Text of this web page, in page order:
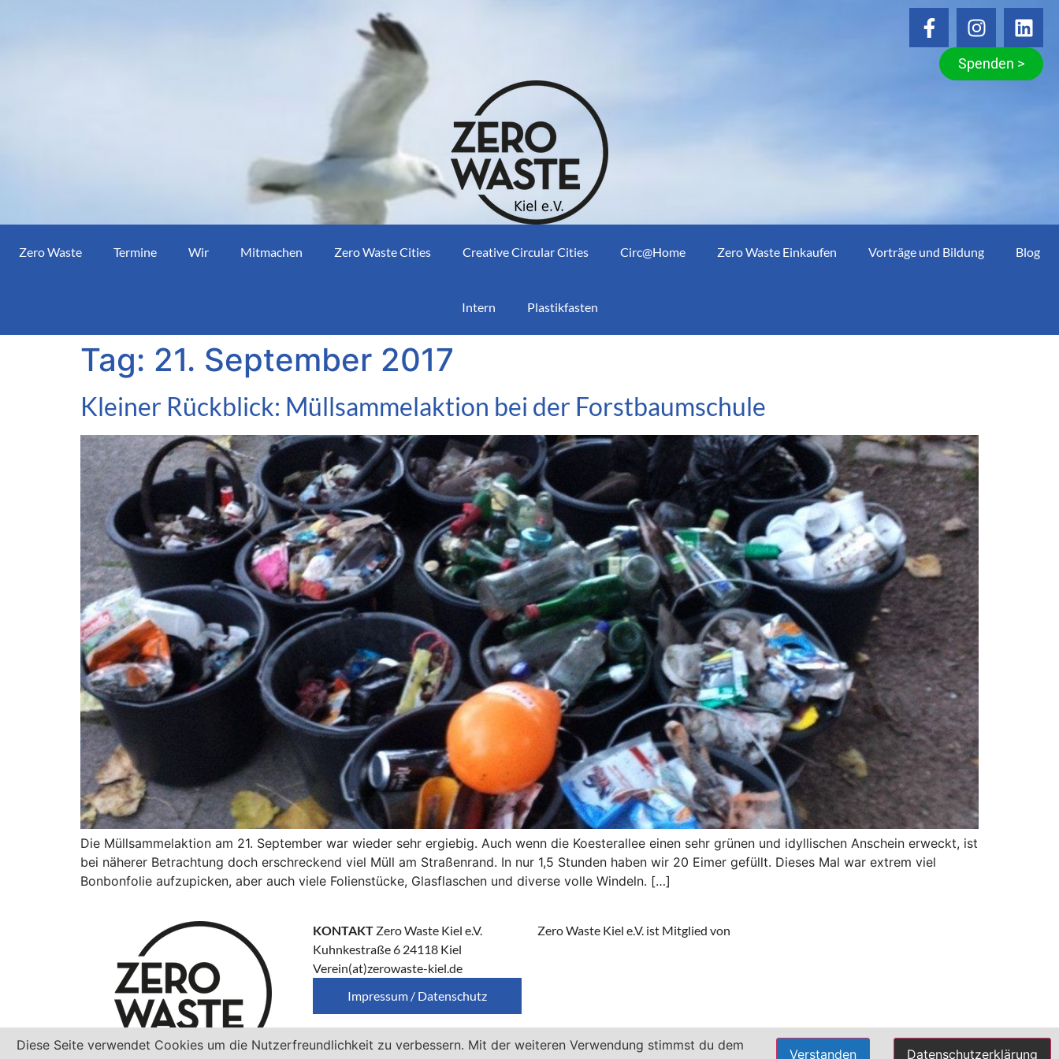
Spenden >
Zero Waste Termine Wir Mitmachen Zero Waste Cities Creative Circular Cities Circ@Home Zero Waste Einkaufen Vorträge und Bildung Blog
Intern Plastikfasten
Tag: 21. September 2017
Kleiner Rückblick: Müllsammelaktion bei der Forstbaumschule
Die Müllsammelaktion am 21. September war wieder sehr ergiebig. Auch wenn die Koesterallee einen sehr grünen und idyllischen Anschein erweckt, ist
bei näherer Betrachtung doch erschreckend viel Müll am Straßenrand. In nur 1,5 Stunden haben wir 20 Eimer gefüllt. Dieses Mal war extrem viel
Bonbonfolie aufzupicken, aber auch viele Folienstücke, Glasflaschen und diverse volle Windeln. […]
KONTAKT Zero Waste Kiel e.V.
Kuhnkestraße 6 24118 Kiel
Verein(at)zerowaste-kiel.de
Impressum / Datenschutz
Zero Waste Kiel e.V. ist Mitglied von
Diese Seite verwendet Cookies um die Nutzerfreundlichkeit zu verbessern. Mit der weiteren Verwendung stimmst du dem
Verstanden Datenschutzerklärung